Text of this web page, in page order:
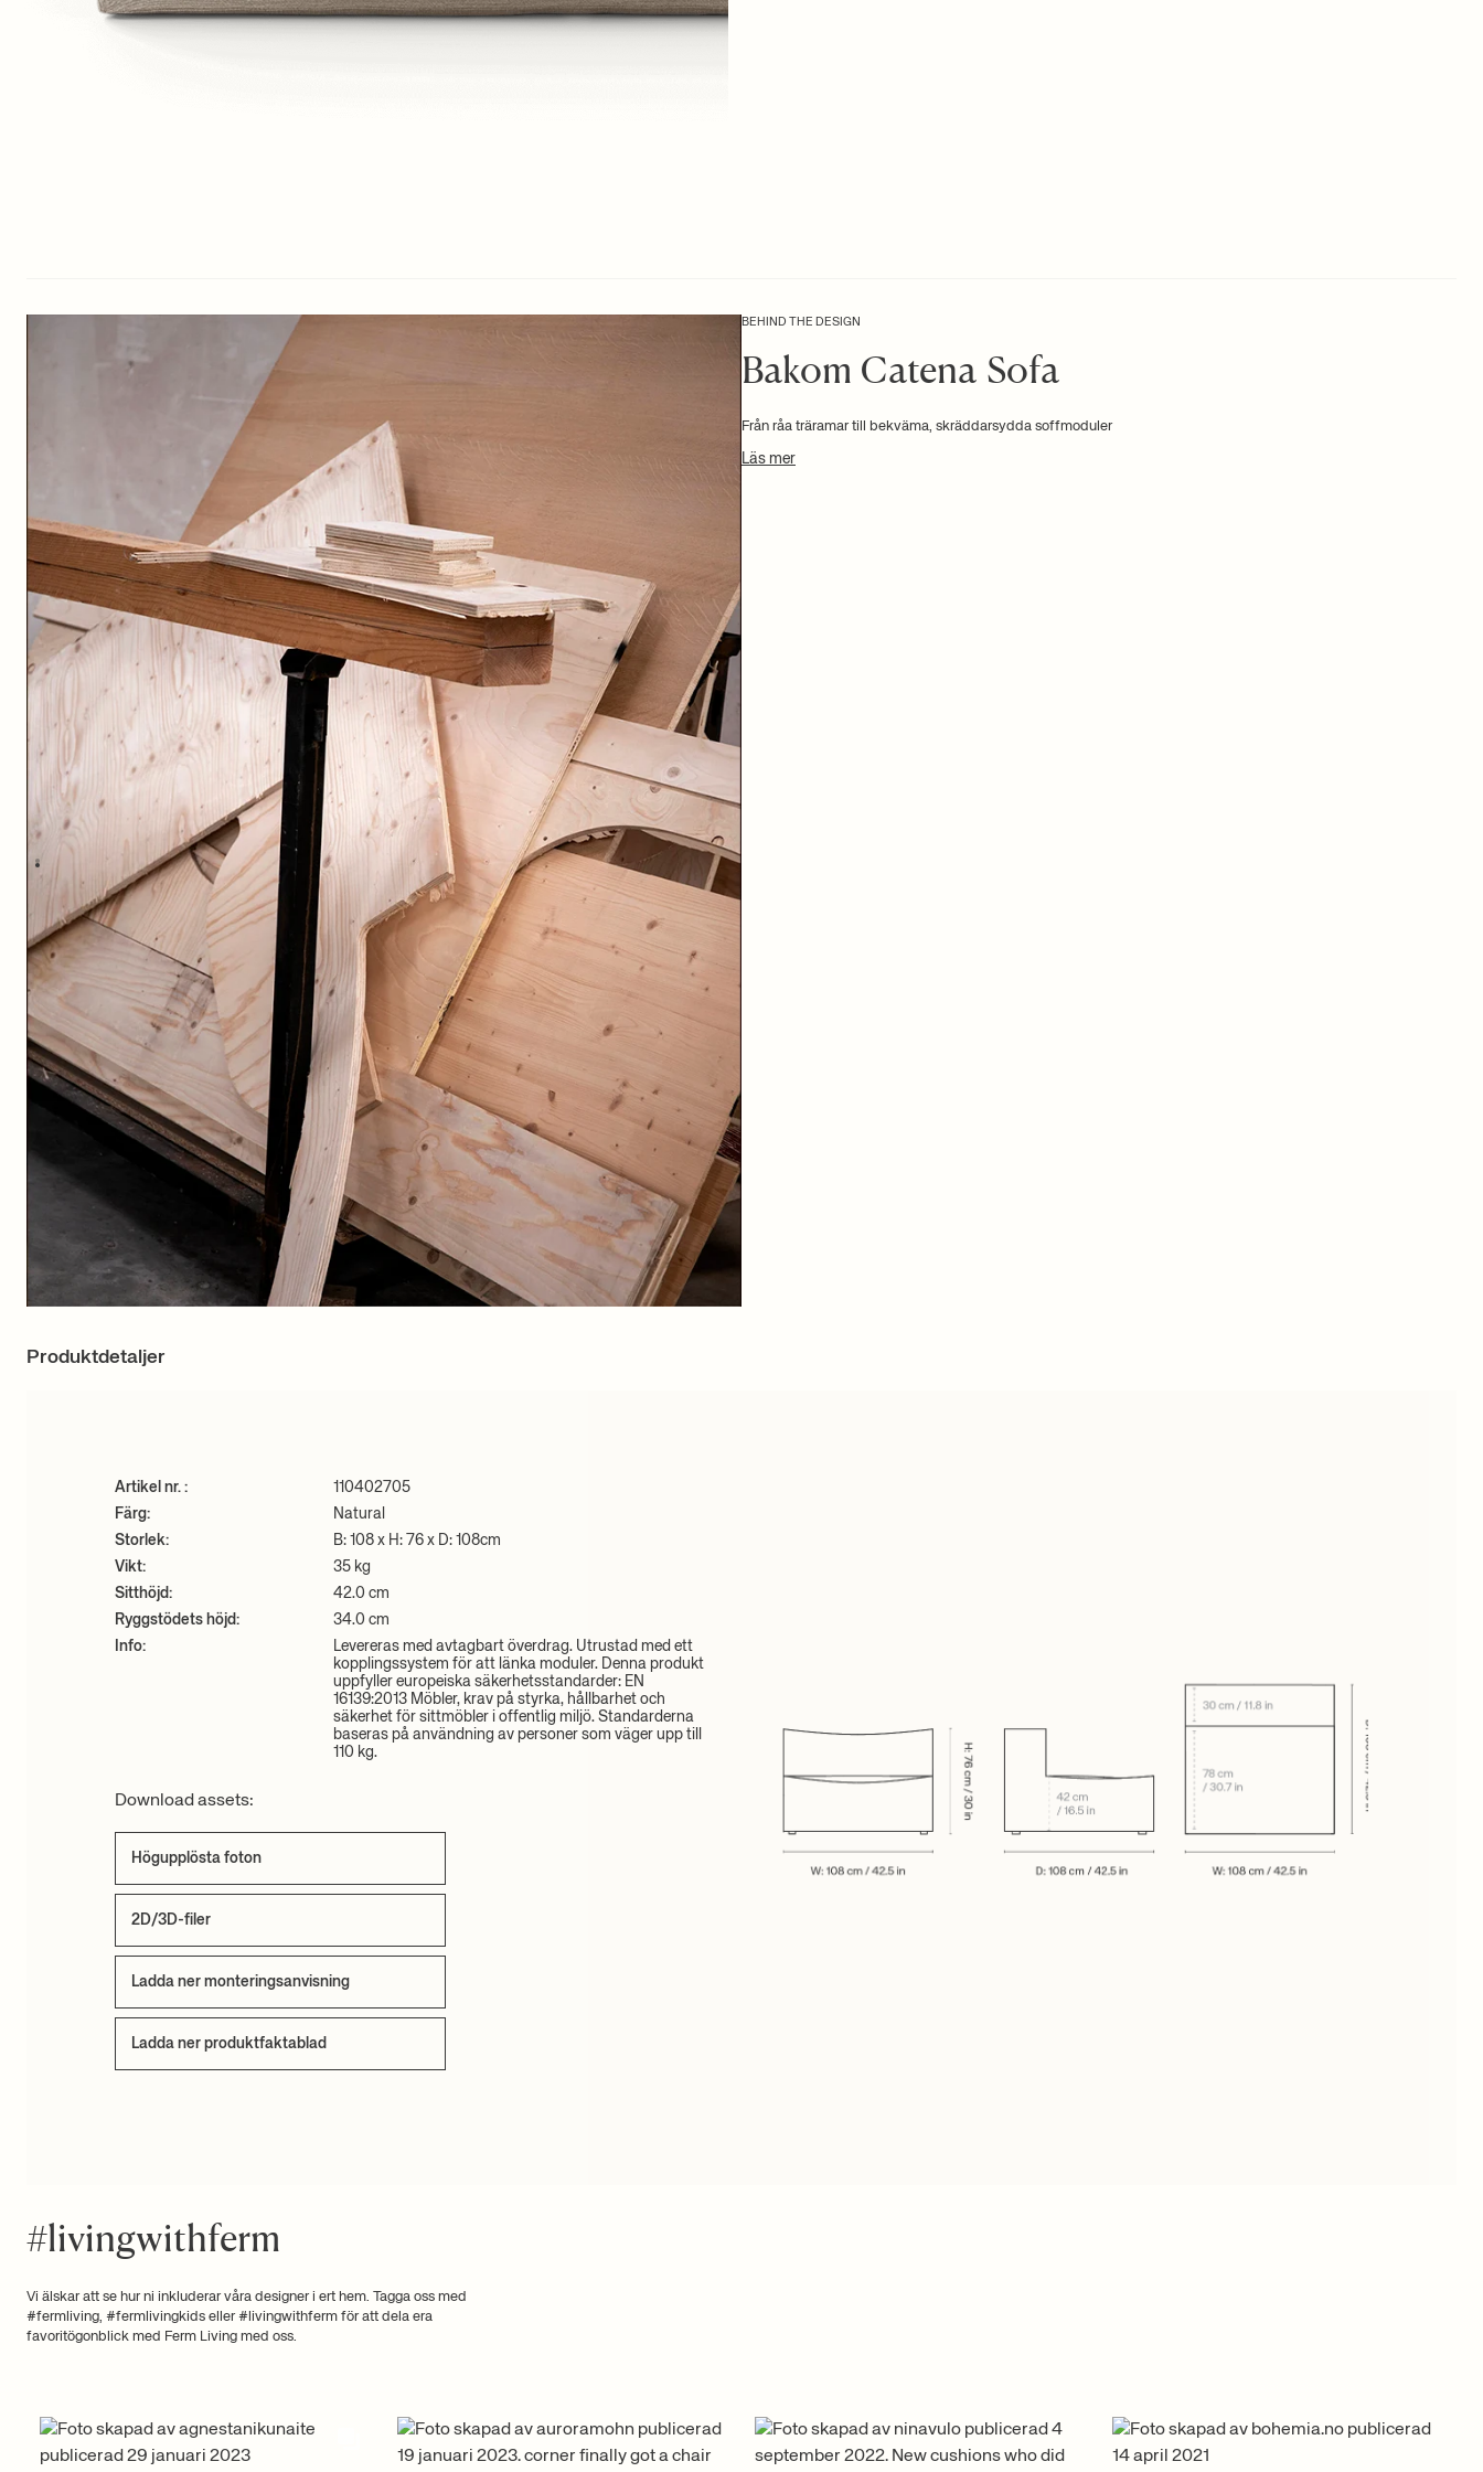
BEHIND THE DESIGN
Bakom Catena Sofa
Från råa träramar till bekväma, skräddarsydda soffmoduler
Läs mer
Produktdetaljer
Artikel nr. :
110402705
Färg:
Natural
Storlek:
B: 108 x H: 76 x D: 108cm
Vikt:
35 kg
Sitthöjd:
42.0 cm
Ryggstödets höjd:
34.0 cm
Info:
Levereras med avtagbart överdrag. Utrustad med ett
kopplingssystem för att länka moduler. Denna produkt
uppfyller europeiska säkerhetsstandarder: EN
16139:2013 Möbler, krav på styrka, hållbarhet och
säkerhet för sittmöbler i offentlig miljö. Standarderna
baseras på användning av personer som väger upp till
110 kg.
Download assets:
Högupplösta foton
2D/3D-filer
Ladda ner monteringsanvisning
Ladda ner produktfaktablad
#livingwithferm
Vi älskar att se hur ni inkluderar våra designer i ert hem. Tagga oss med
#fermliving, #fermlivingkids eller #livingwithferm för att dela era
favoritögonblick med Ferm Living med oss.